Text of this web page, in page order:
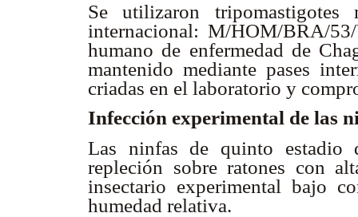
Se utilizaron
internacional: M/HOM/BRA/
humano de enfermedad de
mantenido mediante pases
criadas en el laboratorio y
Infección experimental de las
Las ninfas de quinto
repleción sobre ratones con
insectario experimental bajo
humedad relativa.